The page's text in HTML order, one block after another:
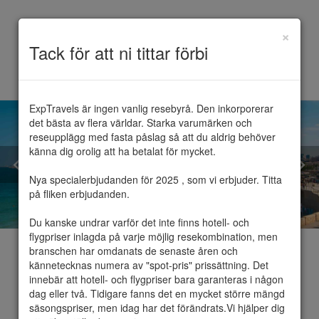
Tack för att ni tittar förbi
×
ExpTravels är ingen vanlig resebyrå. Den inkorporerar
det bästa av flera världar. Starka varumärken och
reseupplägg med fasta påslag så att du aldrig behöver
känna dig orolig att ha betalat för mycket.
Nya specialerbjudanden för 2025 , som vi erbjuder. Titta
på fliken erbjudanden.
Du kanske undrar varför det inte finns hotell- och
flygpriser inlagda på varje möjlig resekombination, men
branschen har omdanats de senaste åren och
kännetecknas numera av "spot-pris" prissättning. Det
innebär att hotell- och flygpriser bara garanteras i någon
dag eller två. Tidigare fanns det en mycket större mängd
säsongspriser, men idag har det förändrats.Vi hjälper dig